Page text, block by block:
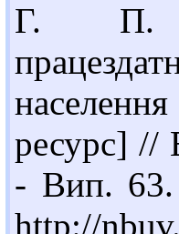
Г. П.
ресурс] //
- Вип.
http://